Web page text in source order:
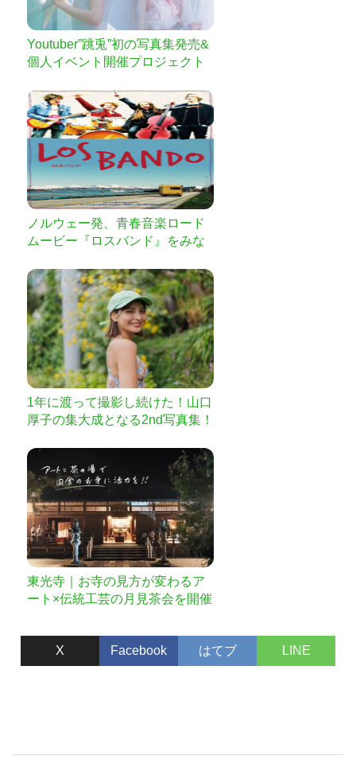
Youtuber”跳兎”初の写真集発売&
個人イベント開催プロジェクト
ノルウェー発、青春音楽ロード
ムービー『ロスバンド』をみな
DVD化への支援をお願いしま
す！
1年に渡って撮影し続けた！山口
厚子の集大成となる2nd写真集！
東光寺｜お寺の見方が変わるア
ート×伝統工芸の月見茶会を開催
X Facebook はてブ LINE